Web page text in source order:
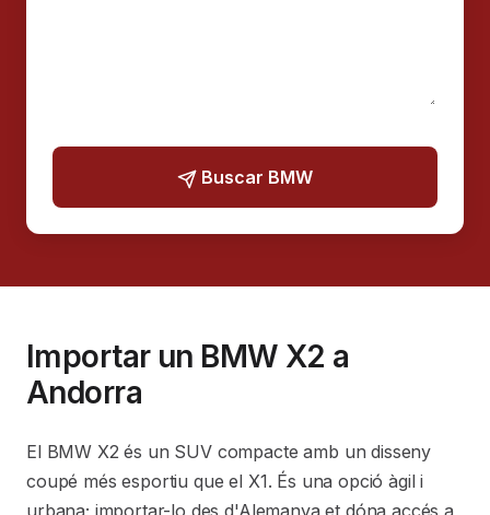
Buscar BMW
Importar un BMW X2 a
Andorra
El BMW X2 és un SUV compacte amb un disseny
coupé més esportiu que el X1. És una opció àgil i
urbana; importar-lo des d'Alemanya et dóna accés a